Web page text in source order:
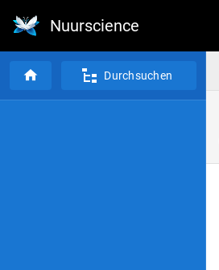
Nuurscience
Durchsuchen